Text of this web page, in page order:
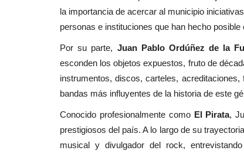
la importancia de acercar al municipio
personas e instituciones que han hecho posible
Por su parte, Juan Pablo Ordúñez de la
esconden los objetos expuestos, fruto de
instrumentos, discos, carteles,
bandas más influyentes de la historia de este
Conocido profesionalmente como El Pirata,
prestigiosos del país. A lo largo de su
musical y divulgador del rock,